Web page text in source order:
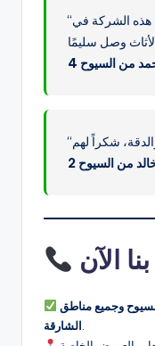
“جربت خدمات نقل الأثاث من هذه الشركة في
وصل سليمًا
من السيوح 4
“ما توقعت ينجزون بهذه السرعة والدقة، شكراً لهم
من السيوح 2
وجميع مناطق
الشارقة